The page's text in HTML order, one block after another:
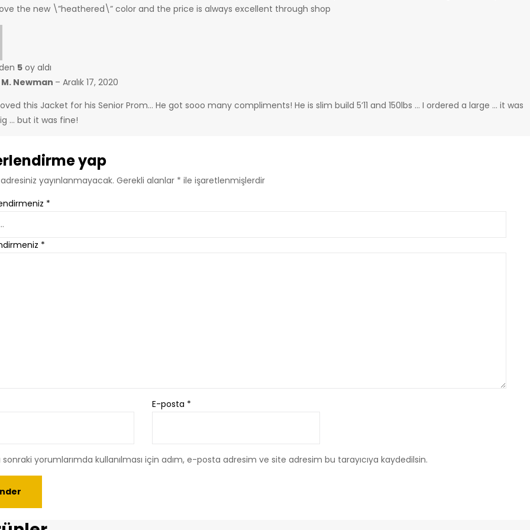
the new \”heathered\” color and the price is always excellent through shop
5 oy aldı
Newman – Aralık 17, 2020
this Jacket for his Senior Prom… He got sooo many compliments! He is slim build 5’11 and 150lbs … I ordered a large … it was
… but it was fine!
yap
yayınlanmayacak. Gerekli alanlar * ile işaretlenmişlerdir
*
*
E-posta *
sonraki yorumlarımda kullanılması için adım, e-posta adresim ve site adresim bu tarayıcıya kaydedilsin.